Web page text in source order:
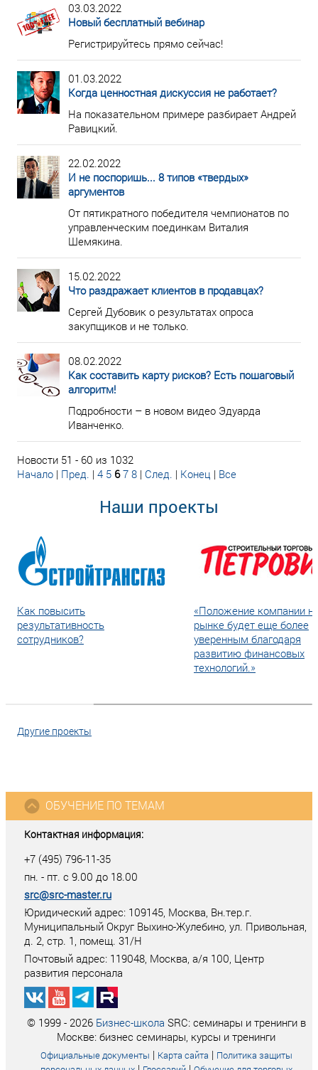
03.03.2022
Новый бесплатный вебинар
Регистрируйтесь прямо сейчас!
01.03.2022
Когда ценностная дискуссия не работает?
На показательном примере разбирает Андрей
Равицкий.
22.02.2022
И не поспоришь... 8 типов «твердых»
аргументов
От пятикратного победителя чемпионатов по
управленческим поединкам Виталия
Шемякина.
15.02.2022
Что раздражает клиентов в продавцах?
Сергей Дубовик о результатах опроса
закупщиков и не только.
08.02.2022
Как составить карту рисков? Есть пошаговый
алгоритм!
Подробности – в новом видео Эдуарда
Иванченко.
Новости 51 - 60 из 1032
Начало | Пред. | 4 5 6 7 8 | След. | Конец | Все
Наши проекты
Как повысить
результативность
сотрудников?
«Положение компании
рынке будет еще более
уверенным благодаря
развитию финансовых
технологий.»
Другие проекты
Контактная информация:
+7 (495) 796-11-35
пн. - пт. с 9.00 до 18.00
src@src-master.ru
Юридический адрес: 109145, Москва, Вн.тер.г.
Муниципальный Округ Выхино-Жулебино, ул. Привольная,
д. 2, стр. 1, помещ. 31/Н
Почтовый адрес: 119048, Москва, а/я 100, Центр
развития персонала
ОБУЧЕНИЕ ПО ТЕМАМ
© 1999 - 2026 Бизнес-школа SRC: семинары и тренинги в
Москве: бизнес семинары, курсы и тренинги
Официальные документы | Карта сайта | Политика защиты